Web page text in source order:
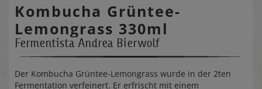
Kombucha Grüntee-
Lemongrass 330ml
Fermentista Andrea Bierwolf
Der Kombucha Grüntee-Lemongrass wurde in der 2ten
Fermentation verfeinert. Er erfrischt mit einem